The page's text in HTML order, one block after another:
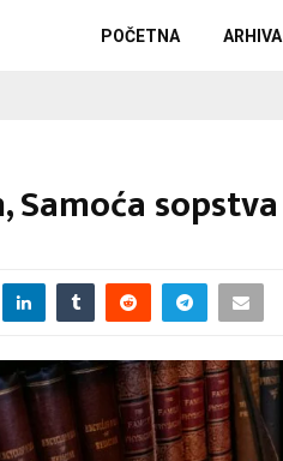
POČETNA ARHIVA
Samoća sopstva